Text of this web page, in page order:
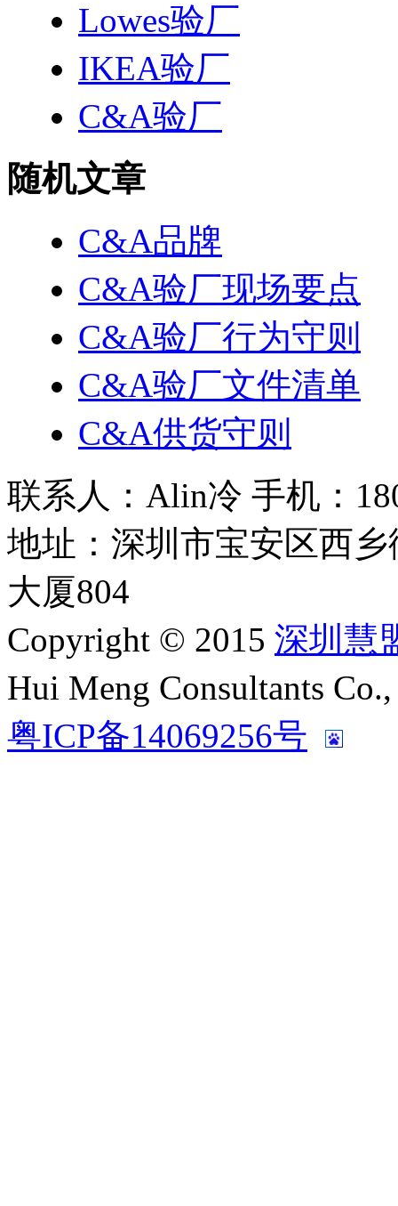
Lowes验厂
IKEA验厂
C&A验厂
随机文章
C&A品牌
C&A验厂现场要点
C&A验厂行为守则
C&A验厂文件清单
C&A供货守则
联系人：Alin冷 手机：
地址：深圳市宝安区西
大厦804
Copyright © 2015 深圳慧
Hui Meng Consultants
粤ICP备14069256号